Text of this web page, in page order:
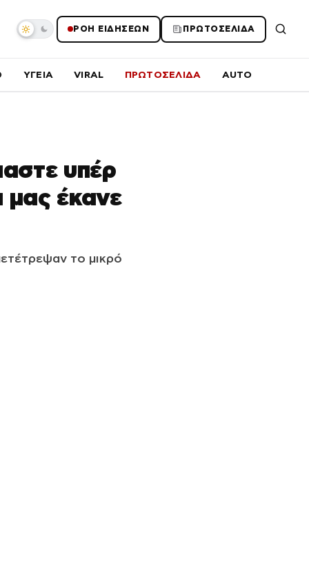
ΡΟΗ ΕΙΔΗΣΕΩΝ ΠΡΩΤΟΣΕΛΙΔΑ
ΥΓΕΙΑ VIRAL ΠΡΩΤΟΣΕΛΙΔΑ AUTO
υπέρ
μας έκανε
το μικρό